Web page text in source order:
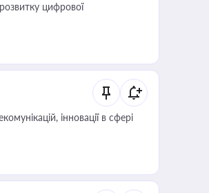
цифрової
інновації в сфері